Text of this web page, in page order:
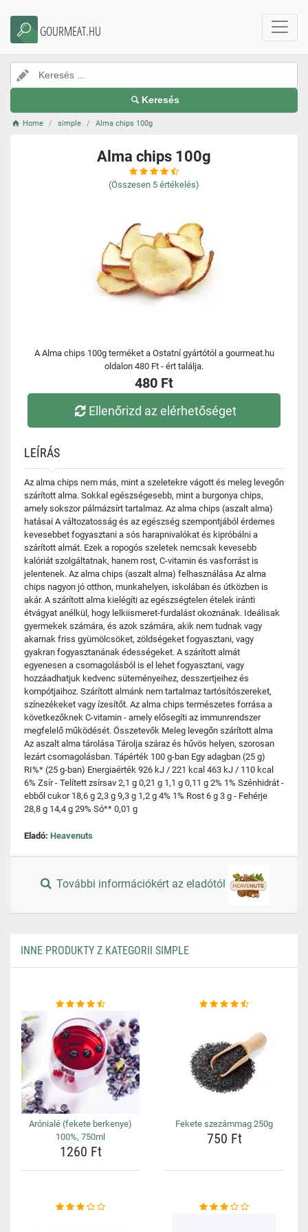
GOURMEAT.HU
Keresés
Home simple Alma chips 100g
Alma chips 100g
(Összesen 5 értékelés)
A Alma chips 100g terméket a Ostatní gyártótól a gourmeat.hu
oldalon 480 Ft - ért találja.
480 Ft
Ellenőrizd az elérhetőséget
LEÍRÁS
Az alma chips nem más, mint a szeletekre vágott és meleg levegőn
szárított alma. Sokkal egészségesebb, mint a burgonya chips,
amely sokszor pálmázsírt tartalmaz. Az alma chips (aszalt alma)
hatásai A változatosság és az egészség szempontjából érdemes
kevesebbet fogyasztani a sós harapnivalókat és kipróbálni a
szárított almát. Ezek a ropogós szeletek nemcsak kevesebb
kalóriát szolgáltatnak, hanem rost, C-vitamin és vasforrást is
jelentenek. Az alma chips (aszalt alma) felhasználása Az alma
chips nagyon jó otthon, munkahelyen, iskolában és útközben is
akár. A szárított alma kielégíti az egészségtelen ételek iránti
étvágyat anélkül, hogy lelkiismeret-furdalást okoznának. Ideálisak
gyermekek számára, és azok számára, akik nem tudnak vagy
akarnak friss gyümölcsöket, zöldségeket fogyasztani, vagy
gyakran fogyasztanának édességeket. A szárított almát
egyenesen a csomagolásból is el lehet fogyasztani, vagy
hozzáadhatjuk kedvenc süteményeihez, desszertjeihez és
kompótjaihoz. Szárított almánk nem tartalmaz tartósítószereket,
színezékeket vagy ízesítőt. Az alma chips természetes forrása a
következőknek C-vitamin - amely elősegíti az immunrendszer
megfelelő működését. Összetevők Meleg levegőn szárított alma
Az aszalt alma tárolása Tárolja száraz és hűvös helyen, szorosan
lezárt csomagolásban. Tápérték 100 g-ban Egy adagban (25 g)
RI%* (25 g-ban) Energiaérték 926 kJ / 221 kcal 463 kJ / 110 kcal
6% Zsír - Telített zsírsav 2,1 g 0,21 g 1,1 g 0,11 g 2% 1% Szénhidrát -
ebből cukor 18,6 g 2,3 g 9,3 g 1,2 g 4% 1% Rost 6 g 3 g - Fehérje
28,8 g 14,4 g 29% Só** 0,01 g
Eladó: Heavenuts
További információkért az eladótól
INNE PRODUKTY Z KATEGORII SIMPLE
Arónialé (fekete berkenye)
100%, 750ml
1260 Ft
Fekete szezámmag 250g
750 Ft